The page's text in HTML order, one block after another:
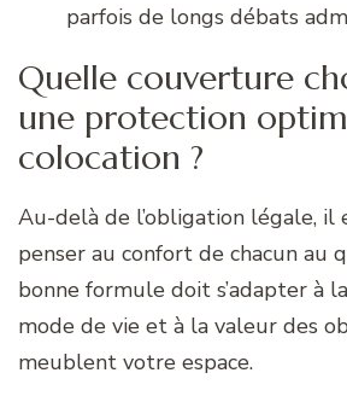
parfois de longs débats
Quelle couverture
une protection
colocation ?
Au-delà de l’obligation légale,
penser au confort de chacun au
bonne formule doit s’adapter à
mode de vie et à la valeur des
meublent votre espace.